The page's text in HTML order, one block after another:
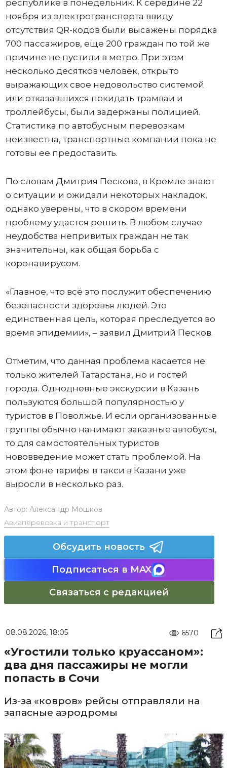
республике в понедельник. К середине 22
ноября из электротранспорта ввиду
отсутствия QR-кодов были высажены порядка
700 пассажиров, еще 200 граждан по той же
причине не пустили в метро. При этом
несколько десятков человек, открыто
выражающих свое недовольство системой
или отказавшихся покидать трамваи и
троллейбусы, были задержаны полицией.
Статистика по автобусным перевозкам
неизвестна, транспортные компании пока не
готовы ее предоставить.
По словам Дмитрия Пескова, в Кремле знают
о ситуации и ожидали некоторых накладок,
однако уверены, что в скором времени
проблему удастся решить. В любом случае
неудобства непривитых граждан не так
значительны, как общая борьба с
коронавирусом.
«Главное, что всё это послужит обеспечению
безопасности здоровья людей. Это
единственная цель, которая преследуется во
время эпидемии», – заявил Дмитрий Песков.
Отметим, что данная проблема касается не
только жителей Татарстана, но и гостей
города. Однодневные экскурсии в Казань
пользуются большой популярностью у
туристов в Поволжье. И если организованные
группы обычно нанимают заказные автобусы,
то для самостоятельных туристов
нововведение может стать проблемой. На
этом фоне тарифы в такси в Казани уже
выросли в несколько раз.
Автор: Александр Мошков
Авиаперевозка и транспорт
Обсудить новость
Подписаться в MAX
Связаться с редакцией
08.08.2026, 18:05 6570
«Угостили только круассаном»:
два дня пассажиры не могли
попасть в Сочи
Из-за «ковров» рейсы отправляли на
запасные аэродромы